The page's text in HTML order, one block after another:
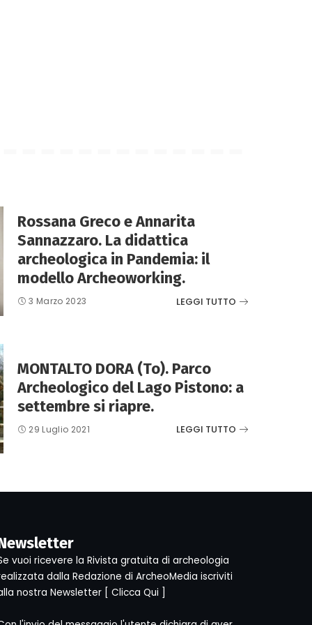
Rossana Greco e Annarita
Sannazzaro. La didattica
archeologica in Pandemia: il
modello Archeoworking.
3 Marzo 2023 LEGGI TUTTO
MONTALTO DORA (To). Parco
Archeologico del Lago Pistono: a
settembre si riapre.
29 Luglio 2021 LEGGI TUTTO
vuoi ricevere la Rivista gratuita di archeologia
dalla Redazione di ArcheoMedia iscriviti
nostra Newsletter [ Clicca Qui ]